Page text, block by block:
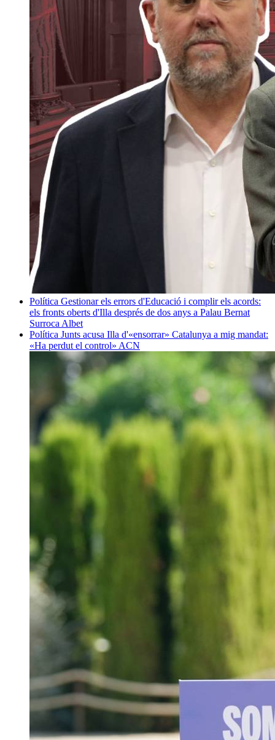
Política Gestionar els errors d'Educació i complir els acords:
els fronts oberts d'Illa després de dos anys a Palau Bernat
Surroca Albet
Política Junts acusa Illa d'«ensorrar» Catalunya a mig mandat:
«Ha perdut el control» ACN